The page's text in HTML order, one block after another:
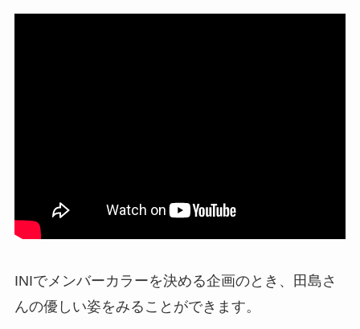
INIでメンバーカラーを決める企画のとき、田島さ
んの優しい姿をみることができます。